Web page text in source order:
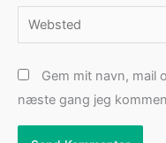
Websted
Gem mit navn, mail
næste gang jeg